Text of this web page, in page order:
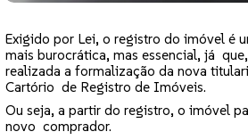
Exigido por Lei, o registro do imóvel é
mais burocrática, mas essencial, já
realizada a formalização da nova
Cartório de Registro de Imóveis.
Ou seja, a partir do registro, o imóvel
novo comprador.